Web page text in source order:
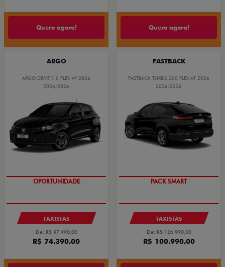
Quero agora! Quero agora!
ARGO
ARGO DRIVE 1.0 FLEX 4P 2026
2026/2026
OPORTUNIDADE
TAXISTAS
De: R$ 97.990,00
R$ 74.390,00
FASTBACK
FASTBACK TURBO 200 FLEX AT 2026
2026/2026
PACK SMART
TAXISTAS
De: R$ 126.990,00
R$ 100.990,00